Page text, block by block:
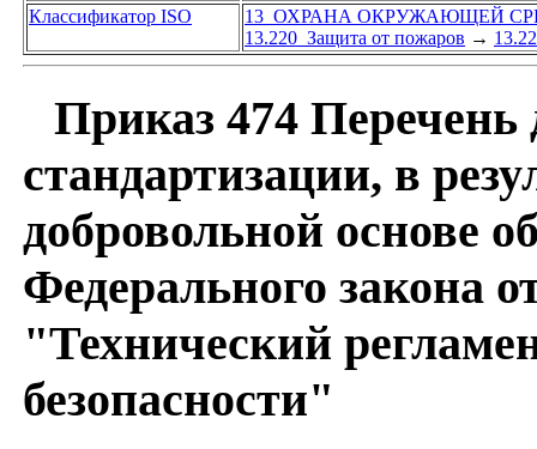
Классификатор ISO
13 ОХРАНА ОКРУЖАЮЩЕЙ
13.220 Защита от пожаров →
Приказ 474 Перечень
стандартизации, в
добровольной основе
Федерального закона
"Технический
безопасности"